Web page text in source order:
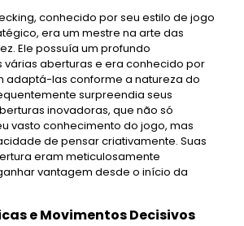
conhecido por seu estilo de jogo
era um mestre na arte das
Ele possuía um profundo
várias aberturas e era conhecido por
adaptá-las conforme a natureza do
surpreendia seus
inovadoras, que não só
vasto conhecimento do jogo, mas
de pensar criativamente. Suas
eram meticulosamente
vantagem desde o início da
e Movimentos Decisivos